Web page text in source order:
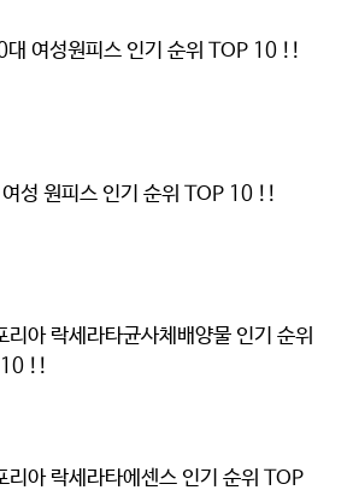
여성원피스 인기 순위 TOP 10 !!
성 원피스 인기 순위 TOP 10 !!
리아 락세라타균사체배양물 인기 순위
!!
리아 락세라타에센스 인기 순위 TOP